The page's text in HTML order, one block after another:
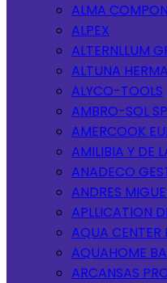
ALMA
ALPEX
ALTERNLLUM
ALTUNA
ALYCO-TOOLS
AMBRO-SOL
AMERCOOK
AMILIBIA Y DE
ANADECO
ANDRES
APLLICATION
AQUA CENTER
AQUAHOME
ARCANSAS